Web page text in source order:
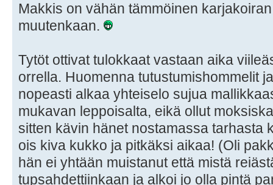
Makkis on vähän tämmöinen
muutenkaan.
Tytöt ottivat tulokkaat vastaan aika
orrella. Huomenna tutustumishommelit
nopeasti alkaa yhteiselo sujua
mukavan leppoisalta, eikä ollut
sitten kävin hänet nostamassa tarhasta
ois kiva kukko ja pitkäksi aikaa! (Oli
hän ei yhtään muistanut että mistä
tupsahdettiinkaan ja alkoi jo olla pintä